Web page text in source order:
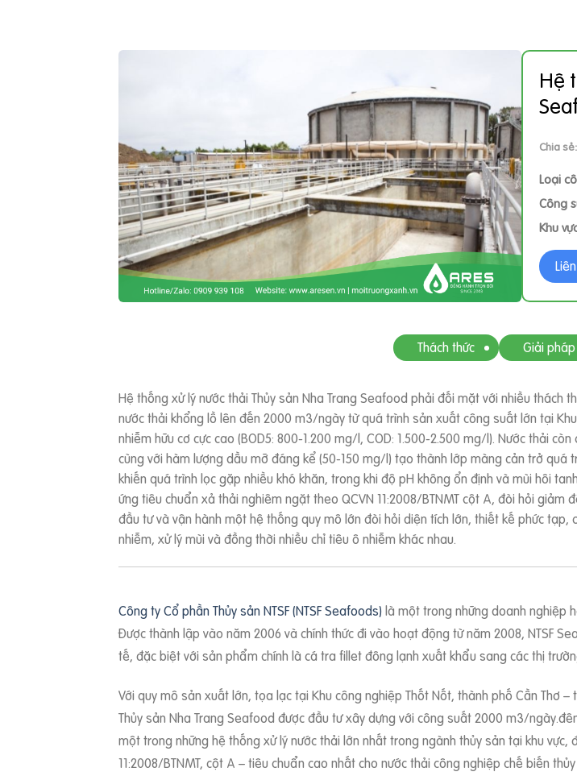
Hệ
Chia sẻ:
Loại
Công
Khu
Thách thức Giải pháp
Hệ thống xử lý nước thải Thủy sản Nha Trang Seafood phải đối mặt với nhiều thách
nước thải khổng lồ lên đến 2000 m3/ngày từ quá trình sản xuất công suất lớn tại
nhiễm hữu cơ cực cao (BOD5: 800-1.200 mg/l, COD: 1.500-2.500 mg/l). Nước thải
cùng với hàm lượng dầu mỡ đáng kể (50-150 mg/l) tạo thành lớp màng cản trở quá
khiến quá trình lọc gặp nhiều khó khăn, trong khi độ pH không ổn định và mùi hôi
ứng tiêu chuẩn xả thải nghiêm ngặt theo QCVN 11:2008/BTNMT cột A, đòi hỏi
đầu tư và vận hành một hệ thống quy mô lớn đòi hỏi diện tích lớn, thiết kế phức
nhiễm, xử lý mùi và đồng thời nhiều chỉ tiêu ô nhiễm khác nhau.
Công ty Cổ phần Thủy sản NTSF (NTSF Seafoods)là một trong những doanh nghiệp
Được thành lập vào năm 2006 và chính thức đi vào hoạt động từ năm 2008, NTSF
tế, đặc biệt với sản phẩm chính là cá tra fillet đông lạnh xuất khẩu sang các thị
Với quy mô sản xuất lớn, tọa lạc tại Khu công nghiệp Thốt Nốt, thành phố Cần Thơ
Thủy sản Nha Trang Seafood được đầu tư xây dựng với công suất 2000 m3/
một trong những hệ thống xử lý nước thải lớn nhất trong ngành thủy sản tại khu
11:2008/BTNMT, cột A – tiêu chuẩn cao nhất cho nước thải công nghiệp chế biến